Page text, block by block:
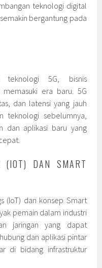
teknologi digital
bergantung pada
teknologi 5G, bisnis
era baru. 5G
dan latensi yang jauh
teknologi sebelumnya,
dan aplikasi baru yang
(IOT) DAN SMART
(IoT) dan konsep Smart
pemain dalam industri
jaringan yang dapat
dan aplikasi pintar
di bidang infrastruktur